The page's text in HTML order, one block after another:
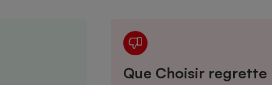
Que Choisir regrette